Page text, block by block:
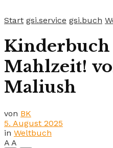
Start gsi.service gsi.buch
Kinderbuch
Mahlzeit!
Maliush
von BK
5. August 2025
in Weltbuch
A A